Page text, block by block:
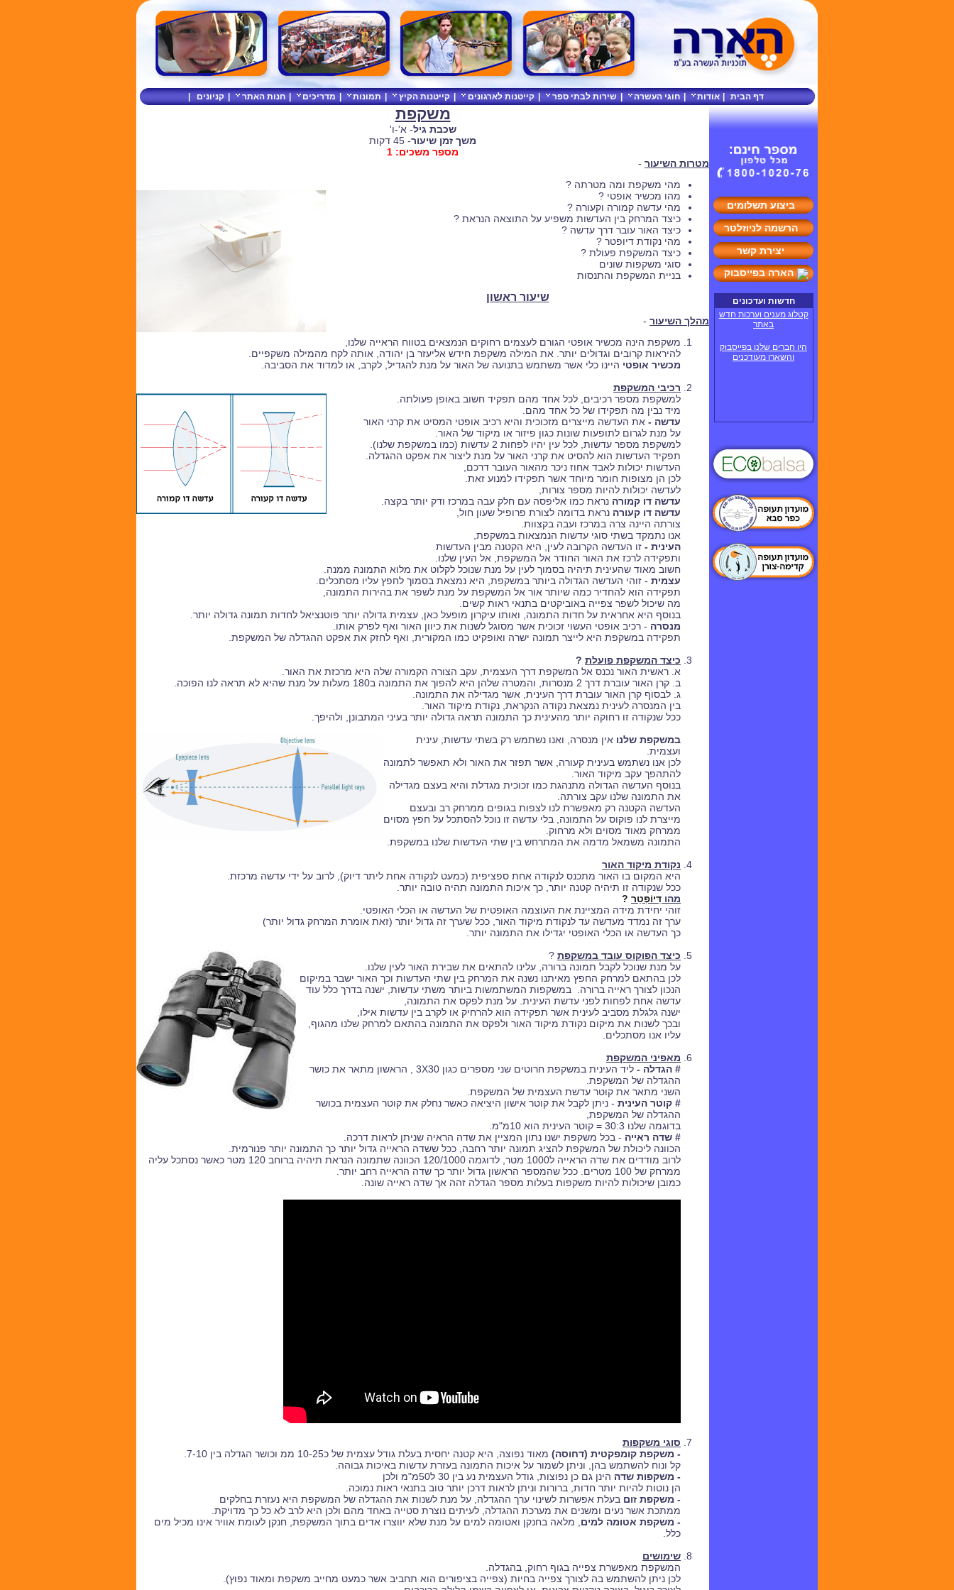
דף הבית אודות חוגי העשרה שירות לבתי ספר קייטנות לארגונים קייטנות הקיץ תמונות מדריכים חנות האתר קניונים
ביצוע תשלומים
הרשמה לניוזלטר
יצירת קשר
הארה בפייסבוק
חדשות ועדכונים
קטלוג מענים וערכות חדש
באתר
היו חברים שלנו בפייסבוק
והשארו מעודכנים
משקפת
שכבת גיל- א'-ו'
משך זמן שיעור- 45 דקות
מספר משכים: 1
מטרות השיעור -
מהי משקפת ומה מטרתה ?
מהו מכשיר אופטי ?
מהי עדשה קמורה וקעורה ?
כיצד המרחק בין העדשות משפיע על התוצאה הנראת ?
כיצד האור עובר דרך עדשה ?
מהי נקודת דיופטר ?
כיצד המשקפת פעולת ?
סוגי משקפות שונים
בניית המשקפת והתנסות
שיעור ראשון
מהלך השיעור -
משקפת הינה מכשיר אופטי הגורם לעצמים רחוקים הנמצאים בטווח הראייה שלנו,
להיראות קרובים וגדולים יותר. את המילה משקפת חידש אליעזר בן יהודה, אותה לקח מהמילה משקפיים.
מכשיר אופטי היינו כלי אשר משתמש בתנועה של האור על מנת להגדיל, לקרב, או למדוד את הסביבה.
רכיבי המשקפת
למשקפת מספר רכיבים, לכל אחד מהם תפקיד חשוב באופן פעולתה.
מיד נבין מה תפקידו של כל אחד מהם.
עדשה - את העדשה מייצרים מזכוכית והיא רכיב אופטי המסיט את קרני האור
על מנת לגרום לתופעות שונות כגון פיזור או מיקוד של האור.
למשקפת מספר עדשות, לכל עין יהיו לפחות 2 עדשות (כמו במשקפת שלנו).
תפקיד העדשות הוא להסיט את קרני האור על מנת ליצור את אפקט ההגדלה.
העדשות יכולות לאבד אחוז ניכר מהאור העובר דרכם,
לכן הן מצופות חומר מיוחד אשר תפקידו למנוע זאת.
לעדשה יכולות להיות מספר צורות,
עדשה דו קמורה נראת כמו אליפסה עם חלק עבה במרכז ודק יותר בקצה.
עדשה דו קעורה נראת בדומה לצורת פרופיל שעון חול,
צורתה היינה צרה במרכז ועבה בקצוות.
אנו נתמקד בשתי סוגי עדשות הנמצאות במשקפת,
העינית - זו העדשה הקרובה לעין, היא הקטנה מבין העדשות
ותפקידה לרכז את האור החודר אל המשקפת, אל העין שלנו.
חשוב מאוד שהעינית תיהיה בסמוך לעין על מנת שנוכל לקלוט את מלוא התמונה ממנה.
עצמית - זוהי העדשה הגדולה ביותר במשקפת, היא נמצאת בסמוך לחפץ עליו מסתכלים.
תפקידה הוא להחדיר כמה שיותר אור אל המשקפת על מנת לשפר את בהירות התמונה,
מה שיכול לשפר צפייה באוביקטים בתנאי ראות קשים.
בנוסף היא אחראית על חדות התמונה, ואותו עיקרון מופעל כאן, עצמית גדולה יותר פוטנציאל לחדות תמונה גדולה יותר.
מנסרה - רכיב אופטי העשוי זכוכית אשר מסוגל לשנות את כיוון האור ואף לפרק אותו.
תפקידה במשקפת היא לייצר תמונה ישרה ואופקיט כמו המקורית, ואף לחזק את אפקט ההגדלה של המשקפת.
כיצד המשקפת פועלת ?
א. ראשית האור נכנס אל המשקפת דרך העצמית, עקב הצורה הקמורה שלה היא מרכזת את האור.
ב. קרן האור עוברת דרך 2 מנסרות, והמטרה שלהן היא להפוך את התמונה ב180 מעלות על מנת שהיא לא תראה לנו הפוכה.
ג. לבסוף קרן האור עוברת דרך העינית, אשר מגדילה את התמונה.
בין המנסרה לעינית נמצאת נקודה הנקראת, נקודת מיקוד האור.
ככל שנקודה זו רחוקה יותר מהעינית כך התמונה תראה גדולה יותר בעיני המתבונן, ולהיפך.
במשקפת שלנו אין מנסרה, ואנו נשתמש רק בשתי עדשות, עינית
ועצמית.
לכן אנו נשתמש בעינית קעורה, אשר תפזר את האור ולא תאפשר לתמונה
להתהפך עקב מיקוד האור.
בנוסף העדשה הגדולה מתנהגת כמו זכוכית מגדלת והיא בעצם מגדילה
את התמונה שלנו עקב צורתה.
העדשה הקטנה רק מאפשרת לנו לצפות בגופים ממרחק רב ובעצם
מייצרת לנו פוקוס על התמונה, בלי עדשה זו נוכל להסתכל על חפץ מסוים
ממרחק מאוד מסוים ולא מרחוק.
התמונה משמאל מדמה את המתרחש בין שתי העדשות שלנו במשקפת.
נקודת מיקוד האור
היא המקום בו האור מתכנס לנקודה אחת ספציפית (כמעט לנקודה אחת ליתר דיוק), לרוב על ידי עדשה מרכזת.
ככל שנקודה זו תיהיה קטנה יותר, כך איכות התמונה תהיה טובה יותר.
מהו דִּיוֹפְּטֵר ?
זוהי יחידת מידה המציינת את העוצמה האופטית של העדשה או הכלי האופטי.
ערך זה נמדד מעדשה עד לנקודת מיקוד האור, ככל שערך זה גדול יותר (זאת אומרת המרחק גדול יותר)
כך העדשה או הכלי האופטי יגדילו את התמונה יותר.
כיצד הפוקוס עובד במשקפת ?
על מנת שנוכל לקבל תמונה ברורה, עלינו להתאים את שבירת האור לעין שלנו.
לכן בהתאם למרחק החפץ מאיתנו נשנה את המרחק בין שתי העדשות וכך האור ישבר במיקום
הנכון לצורך ראייה ברורה. במשקפות המשתמשות ביותר משתי עדשות, ישנה בדרך כלל עוד
עדשה אחת לפחות לפני עדשת העינית. על מנת לפקס את התמונה,
ישנה גלגלת מסביב לעינית אשר תפקידה הוא להרחיק או לקרב בין עדשות אילו,
ובכך לשנות את מיקום נקודת מיקוד האור ולפקס את התמונה בהתאם למרחק שלנו מהגוף,
עליו אנו מסתכלים.
מאפיני המשקפת
# הגדלה -
ליד העינית במשקפת חרוטים שני מספרים כגון 3X30 , הראשון מתאר את כושר
ההגדלה של המשקפת.
השני מתאר את קוטר עדשת העצמית של המשקפת.
# קוטר העינית - ניתן לקבל את קוטר אישון היציאה כאשר נחלק את קוטר העצמית בכושר
ההגדלה של המשקפת,
בדוגמה שלנו 30:3 = קוטר העינית הוא 10מ"מ.
# שדה ראייה - בכל משקפת ישנו נתון המציין את שדה הראיה שניתן לראות דרכה.
הכוונה ליכולת של המשקפת להציג תמונה יותר רחבה, ככל ששדה הראייה גדול יותר כך התמונה יותר פנורמית.
לרוב מודדים את שדה הראייה ל1000 מטר, לדוגמה 120/1000 הכוונה שתמונה הנראת תיהיה ברוחב 120 מטר כאשר נסתכל עליה
ממרחק של 100 מטרים. ככל שהמספר הראשון גדול יותר כך שדה הראייה רחב יותר.
כמובן שיכולות להיות משקפות בעלות מספר הגדלה זהה אך שדה ראייה שונה.
סוגי משקפות
- משקפת קומפקטית (דחוסה) מאוד נפוצה, היא קטנה יחסית בעלת גודל עצמית של כ10-25 ממ וכושר הגדלה בין 7-10.
קל ונוח להשתמש בהן, וניתן לשמור על איכות התמונה בעזרת עדשות באיכות גבוהה.
- משקפות שדה הינן גם כן נפוצות, גודל העצמית נע בין 30 ל50מ"מ ולכן
הן נוטות להיות יותר חדות, ברורות וניתן לראות דרכן יותר טוב בתנאי ראות נמוכה.
- משקפת זום בעלת אפשרות לשינוי ערך ההגדלה, על מנת לשנות את ההגדלה של המשקפת היא נעזרת בחלקים
ממתכת אשר נעים ומשנים את מערכת ההגדלה, לעיתים נוצרת סטייה באחד מהם ולכן היא לרב לא כל כך מדויקת.
- משקפת אטומה למים , מלאה בחנקן ואטומה למים על מנת שלא יווצרו אדים בתוך המשקפת, חנקן לעומת אוויר אינו מכיל מים
כלל.
שימושים
המשקפת מאפשרת צפייה בגוף רחוק, בהגדלה.
לכן ניתן להשתמש בה לצורך צפייה בחיות (צפייה בציפורים הוא תחביב אשר כמעט מחייב משקפת ומאוד נפוץ).